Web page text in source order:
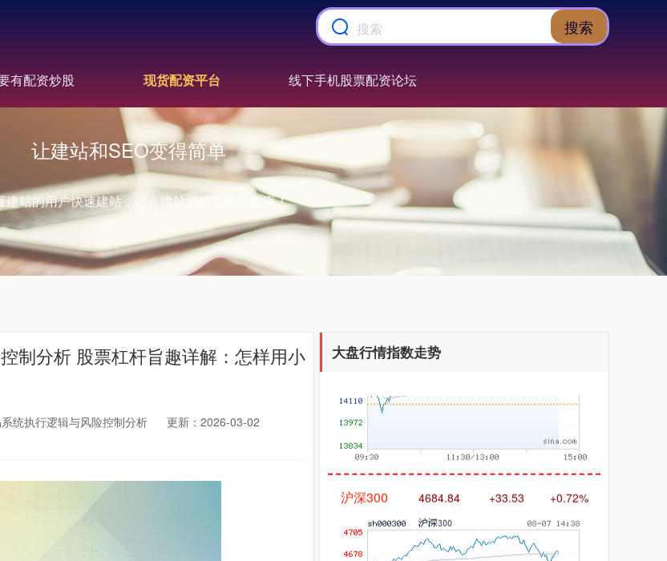
搜索
有配资炒股 现货配资平台 线下手机股票配资论坛
让建站和SEO变得简单
建站的用户快速建站，让会建站的提高建站效率！
制分析 股票杠杆旨趣详解：怎样用小
统执行逻辑与风险控制分析
更新：2026-03-02
大盘行情指数走势
上证综指 3932.60
沪深300 4684.84 +33.53 +0.72%